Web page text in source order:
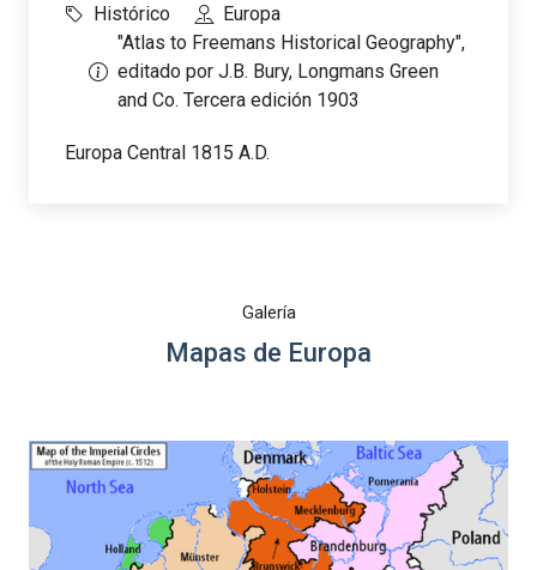
Histórico
Europa
"Atlas to Freemans Historical Geography",
editado por J.B. Bury, Longmans Green
and Co. Tercera edición 1903
Europa Central 1815 A.D.
Galería
Mapas de Europa